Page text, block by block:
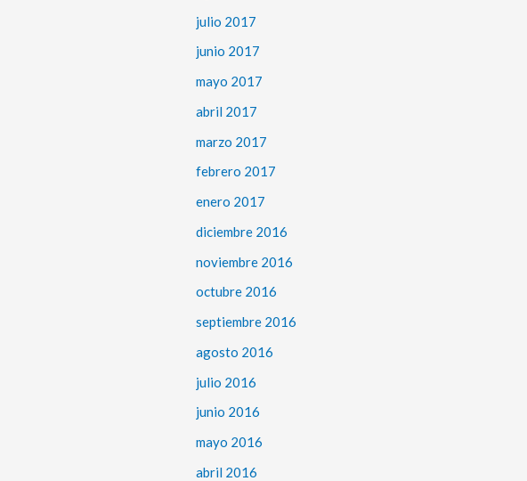
julio 2017
junio 2017
mayo 2017
abril 2017
marzo 2017
febrero 2017
enero 2017
diciembre 2016
noviembre 2016
octubre 2016
septiembre 2016
agosto 2016
julio 2016
junio 2016
mayo 2016
abril 2016